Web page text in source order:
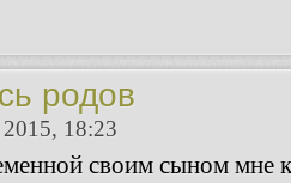
родов
2015, 18:23
своим сыном